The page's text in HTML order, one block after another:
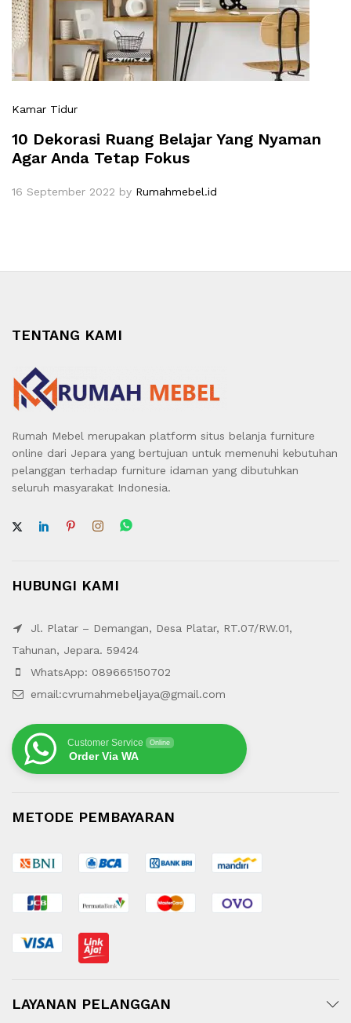
Kamar Tidur
10 Dekorasi Ruang Belajar Yang Nyaman
Agar Anda Tetap Fokus
16 September 2022 by Rumahmebel.id
TENTANG KAMI
Rumah Mebel merupakan platform situs belanja furniture
online dari Jepara yang bertujuan untuk memenuhi kebutuhan
pelanggan terhadap furniture idaman yang dibutuhkan
seluruh masyarakat Indonesia.
HUBUNGI KAMI
Jl. Platar – Demangan, Desa Platar, RT.07/RW.01,
Tahunan, Jepara. 59424
WhatsApp: 089665150702
email:cvrumahmebeljaya@gmail.com
Customer Service Online
Order Via WA
METODE PEMBAYARAN
LAYANAN PELANGGAN